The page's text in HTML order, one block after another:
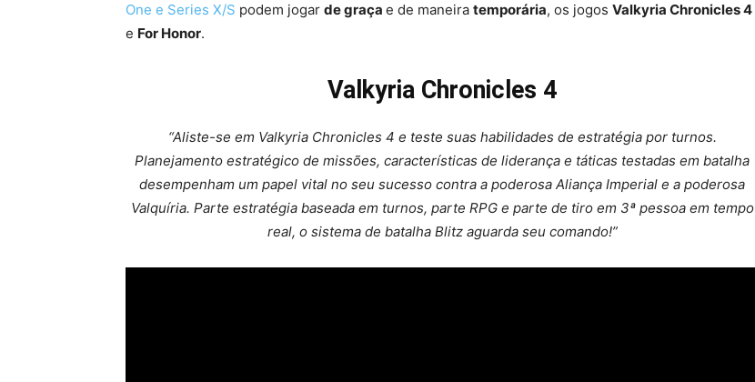
One e Series X/S podem jogar de graça e de maneira temporária, os jogos Valkyria Chronicles 4
e For Honor.
Valkyria Chronicles 4
“Aliste-se em Valkyria Chronicles 4 e teste suas habilidades de estratégia por turnos.
Planejamento estratégico de missões, características de liderança e táticas testadas em batalha
desempenham um papel vital no seu sucesso contra a poderosa Aliança Imperial e a poderosa
Valquíria. Parte estratégia baseada em turnos, parte RPG e parte de tiro em 3ª pessoa em tempo
real, o sistema de batalha Blitz aguarda seu comando!”